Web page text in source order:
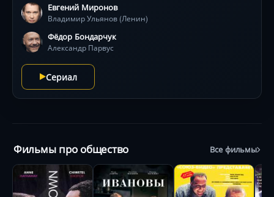
Евгений Миронов
Владимир Ульянов (Ленин)
Фёдор Бондарчук
Александр Парвус
Сериал
Фильмы про общество Все фильмы